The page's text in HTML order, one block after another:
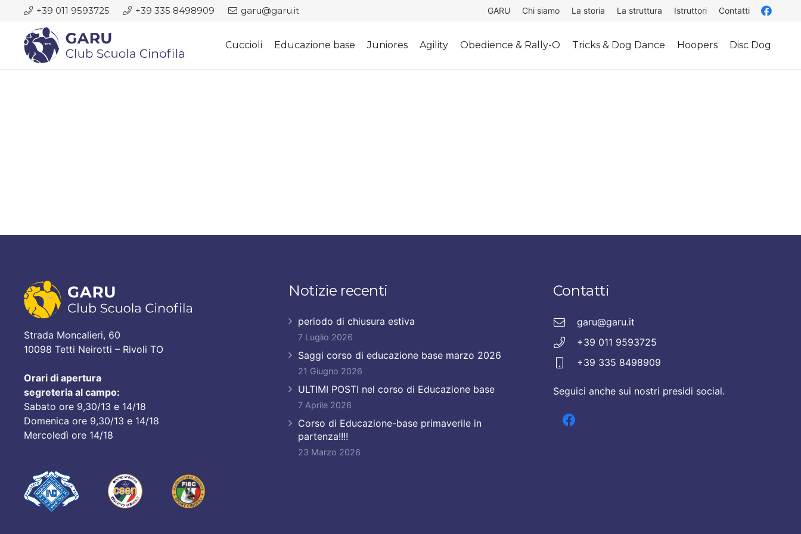
+39 011 9593725 +39 335 8498909 garu@garu.it GARU Chi siamo La storia La struttura Istruttori Contatti
Cuccioli Educazione base Juniores Agility Obedience & Rally-O Tricks & Dog Dance Hoopers Disc Dog
Strada Moncalieri, 60
10098 Tetti Neirotti – Rivoli TO
Orari di apertura
segreteria al campo:
Sabato ore 9,30/13 e 14/18
Domenica ore 9,30/13 e 14/18
Mercoledì ore 14/18
Notizie recenti
periodo di chiusura estiva
7 Luglio 2026
Saggi corso di educazione base marzo 2026
21 Giugno 2026
ULTIMI POSTI nel corso di Educazione base
7 Aprile 2026
Corso di Educazione-base primaverile in
partenza!!!!
23 Marzo 2026
Contatti
garu@garu.it
+39 011 9593725
+39 335 8498909
Seguici anche sui nostri presidi social.